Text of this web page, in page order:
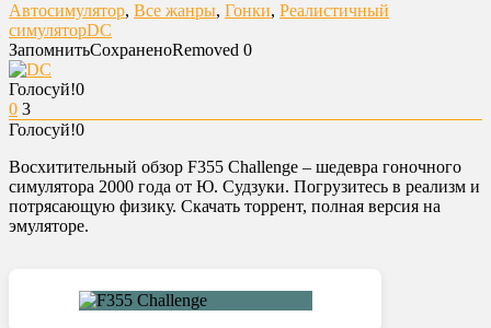
Автосимулятор, Все жанры, Гонки, Реалистичный
симуляторDC
ЗапомнитьСохраненоRemoved 0
Голосуй!0
0 3
Голосуй!0
Восхитительный обзор F355 Challenge – шедевра гоночного
симулятора 2000 года от Ю. Судзуки. Погрузитесь в реализм и
потрясающую физику. Скачать торрент, полная версия на
эмуляторе.